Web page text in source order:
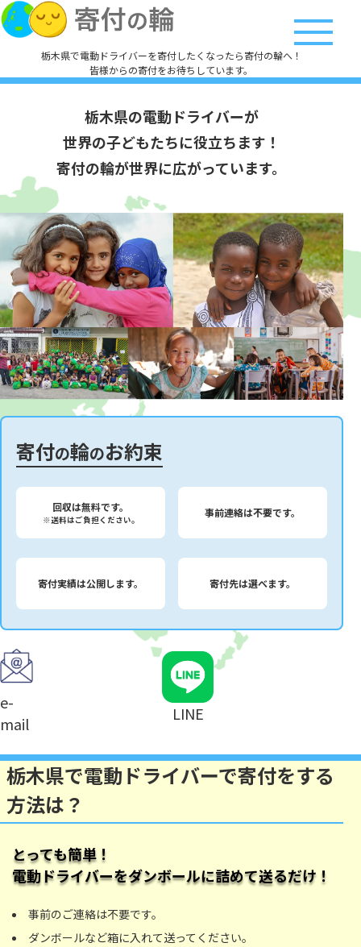
栃木県で電動ドライバーを寄付したくなったら寄付の輪へ！
皆様からの寄付をお待ちしています。
栃木県の電動ドライバーが
世界の子どもたちに役立ちます！
寄付の輪が世界に広がっています。
寄付の輪のお約束
回収は無料です。
※送料はご負担ください。
事前連絡は不要です。
寄付実績は公開します。 寄付先は選べます。
e-
mail
LINE
栃木県で電動ドライバーで寄付をする
方法は？
とっても簡単！
電動ドライバーをダンボールに詰めて送るだけ！
事前のご連絡は不要です。
ダンボールなど箱に入れて送ってください。